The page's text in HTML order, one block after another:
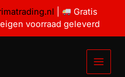
Gratis
voorraad geleverd